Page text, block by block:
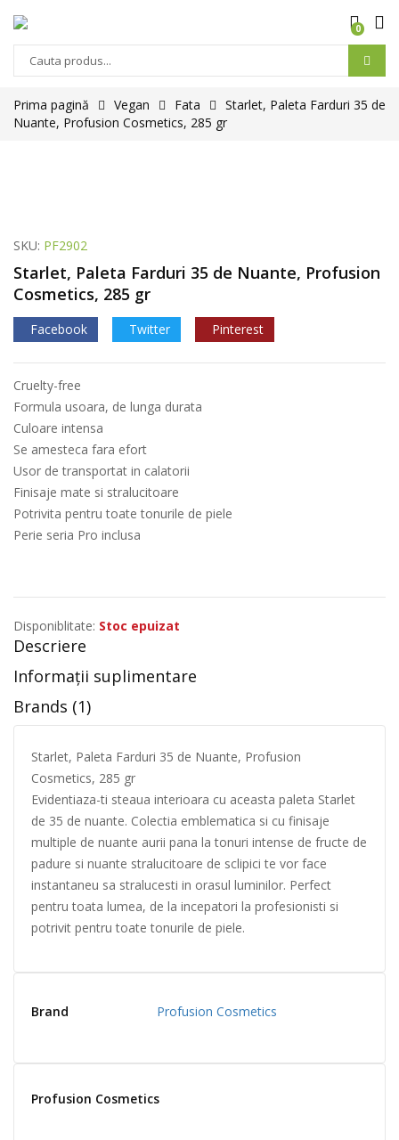
0
Prima pagină Vegan Fata
Starlet, Paleta Farduri 35 de
Nuante, Profusion Cosmetics, 285 gr
SKU: PF2902
Starlet, Paleta Farduri 35 de Nuante, Profusion
Cosmetics, 285 gr
Facebook Twitter Pinterest
Cruelty-free
Formula usoara, de lunga durata
Culoare intensa
Se amesteca fara efort
Usor de transportat in calatorii
Finisaje mate si stralucitoare
Potrivita pentru toate tonurile de piele
Perie seria Pro inclusa
Disponiblitate: Stoc epuizat
Descriere
Informații suplimentare
Brands (1)
Starlet, Paleta Farduri 35 de Nuante, Profusion
Cosmetics, 285 gr
Evidentiaza-ti steaua interioara cu aceasta paleta Starlet
de 35 de nuante. Colectia emblematica si cu finisaje
multiple de nuante aurii pana la tonuri intense de fructe de
padure si nuante stralucitoare de sclipici te vor face
instantaneu sa stralucesti in orasul luminilor. Perfect
pentru toata lumea, de la incepatori la profesionisti si
potrivit pentru toate tonurile de piele.
Brand Profusion Cosmetics
Profusion Cosmetics